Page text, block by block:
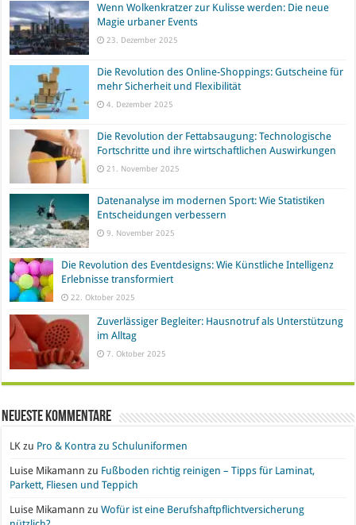
Wenn Wolkenkratzer zur Kulisse werden: Die neue
Magie urbaner Events
23. Dezember 2025
Die Revolution des Online-Shoppings: Gutscheine für
mehr Sicherheit und Flexibilität
4. Dezember 2025
Die Revolution der Fettabsaugung: Technologische
Fortschritte und ihre wirtschaftlichen Auswirkungen
21. November 2025
Datenanalyse im modernen Sport: Wie Statistiken
Entscheidungen verbessern
9. November 2025
Die Revolution des Eventdesigns: Wie Künstliche Intelligenz
Erlebnisse transformiert
22. Oktober 2025
Zuverlässiger Begleiter: Hausnotruf als Unterstützung
im Alltag
7. Oktober 2025
Neueste Kommentare
LK zu Pro & Kontra zu Schuluniformen
Luise Mikamann zu Fußboden richtig reinigen – Tipps für Laminat,
Parkett, Fliesen und Teppich
Luise Mikamann zuWofür ist eine Berufshaftpflichtversicherung